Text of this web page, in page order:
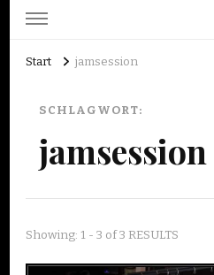
Start jamsession
SCHLAGWORT:
jamsession
Showing: 1 - 3 of 3 RESULTS